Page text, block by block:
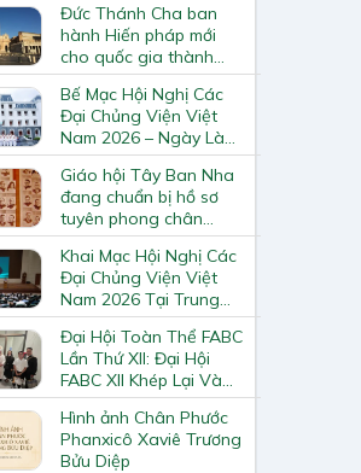
Đức Thánh Cha ban
hành Hiến pháp mới
cho quốc gia thành
Vatican
Bế Mạc Hội Nghị Các
Đại Chủng Viện Việt
Nam 2026 – Ngày Làm
Việc Cuối Cùng
Giáo hội Tây Ban Nha
đang chuẩn bị hồ sơ
tuyên phong chân
phước và phong thánh
cho 3.344 vị
Khai Mạc Hội Nghị Các
Đại Chủng Viện Việt
Nam 2026 Tại Trung
Tâm Mục Vụ Giáo
Phận Vinh
Đại Hội Toàn Thể FABC
Lần Thứ XII: Đại Hội
FABC XII Khép Lại Và
Mở Ra Một Hành Trình
Mới Cho Giáo Hội Tại
Châu Á
Hình ảnh Chân Phước
Phanxicô Xaviê Trương
Bửu Diệp